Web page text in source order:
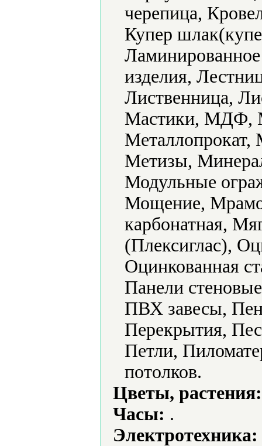
черепица,
Купер
изделия,
Лиственница,
Мастики, МДФ,
Металлопрокат,
Метизы,
Модульные
Мощение,
карбонатная,
(Плексиглас),
Оцинкованная
Панели
ПВХ завесы,
Перекрытия,
Петли,
потолков.
Цветы, растения:
Часы: .
Электротехника: